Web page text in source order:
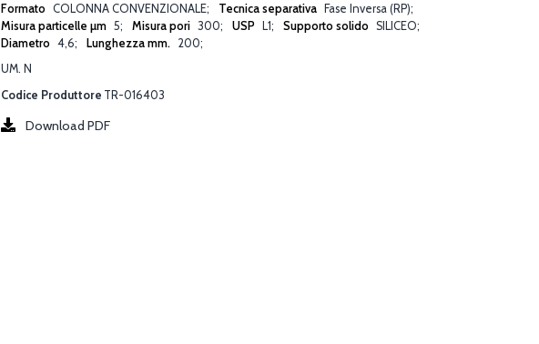
Formato COLONNA CONVENZIONALE Tecnica separativa
Fase Inversa (RP)
Misura particelle µm 5 Misura pori 300 USP L1 Supporto solido SILICEO
Diametro 4,6 Lunghezza mm.
200
UM. N
Download PDF
Codice Produttore TR-016403